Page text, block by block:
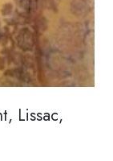
Lissac,